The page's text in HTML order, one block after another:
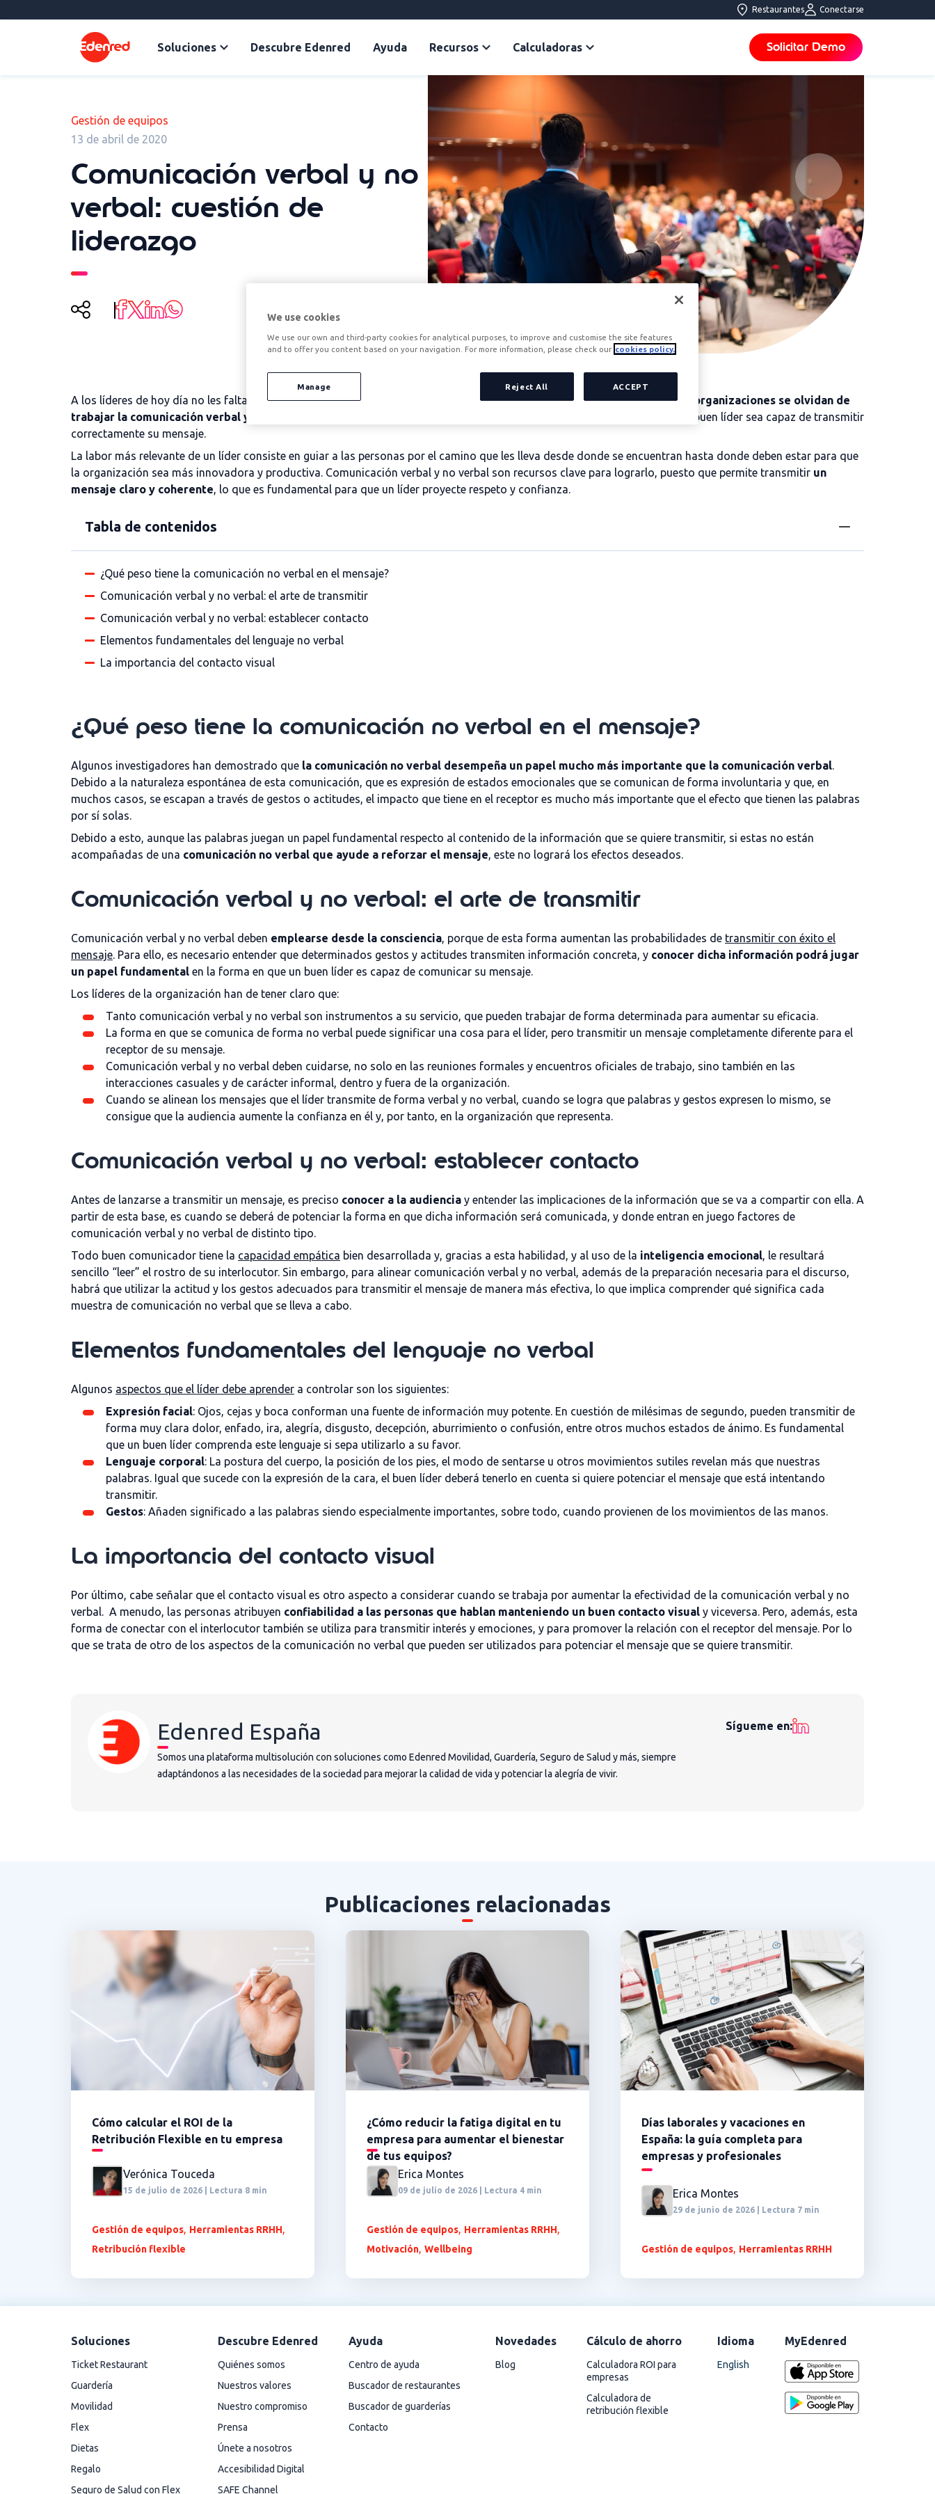
Restaurantes Conectarse
Soluciones Descubre Edenred Ayuda Recursos Calculadoras Solicitar Demo
Gestión de equipos
13 de abril de 2020
Comunicación verbal y no
verbal: cuestión de
liderazgo
A los líderes de hoy día no les faltan oportunidades de desarrollo personal y profesional y, sin embargo, muchas veces,las organizaciones se olvidan de
trabajar la comunicación verbal y no verbal
, dos caras de un mismo elemento que, además, es fundamental para que un buen líder sea capaz de transmitir
correctamente su mensaje.
La labor más relevante de un líder consiste en guiar a las personas por el camino que les lleva desde donde se encuentran hasta donde deben estar para que
la organización sea más innovadora y productiva. Comunicación verbal y no verbal son recursos clave para lograrlo, puesto que permite transmitir un
mensaje claro y coherente, lo que es fundamental para que un líder proyecte respeto y confianza.
Tabla de contenidos
¿Qué peso tiene la comunicación no verbal en el mensaje?
Comunicación verbal y no verbal: el arte de transmitir
Comunicación verbal y no verbal: establecer contacto
Elementos fundamentales del lenguaje no verbal
La importancia del contacto visual
¿Qué peso tiene la comunicación no verbal en el mensaje?
Algunos investigadores han demostrado que la comunicación no verbal desempeña un papel mucho más importante que la comunicación verbal.
Debido a la naturaleza espontánea de esta comunicación, que es expresión de estados emocionales que se comunican de forma involuntaria y que, en
muchos casos, se escapan a través de gestos o actitudes, el impacto que tiene en el receptor es mucho más importante que el efecto que tienen las palabras
por sí solas.
Debido a esto, aunque las palabras juegan un papel fundamental respecto al contenido de la información que se quiere transmitir, si estas no están
acompañadas de una comunicación no verbal que ayude a reforzar el mensaje, este no logrará los efectos deseados.
Comunicación verbal y no verbal: el arte de transmitir
Comunicación verbal y no verbal deben emplearse desde la consciencia, porque de esta forma aumentan las probabilidades de transmitir con éxito el
mensaje. Para ello, es necesario entender que determinados gestos y actitudes transmiten información concreta, y conocer dicha información podrá jugar
un papel fundamental en la forma en que un buen líder es capaz de comunicar su mensaje.
Los líderes de la organización han de tener claro que:
Tanto comunicación verbal y no verbal son instrumentos a su servicio, que pueden trabajar de forma determinada para aumentar su eficacia.
La forma en que se comunica de forma no verbal puede significar una cosa para el líder, pero transmitir un mensaje completamente diferente para el
receptor de su mensaje.
Comunicación verbal y no verbal deben cuidarse, no solo en las reuniones formales y encuentros oficiales de trabajo, sino también en las
interacciones casuales y de carácter informal, dentro y fuera de la organización.
Cuando se alinean los mensajes que el líder transmite de forma verbal y no verbal, cuando se logra que palabras y gestos expresen lo mismo, se
consigue que la audiencia aumente la confianza en él y, por tanto, en la organización que representa.
Comunicación verbal y no verbal: establecer contacto
Antes de lanzarse a transmitir un mensaje, es preciso conocer a la audiencia y entender las implicaciones de la información que se va a compartir con ella. A
partir de esta base, es cuando se deberá de potenciar la forma en que dicha información será comunicada, y donde entran en juego factores de
comunicación verbal y no verbal de distinto tipo.
Todo buen comunicador tiene la capacidad empática bien desarrollada y, gracias a esta habilidad, y al uso de la inteligencia emocional, le resultará
sencillo “leer” el rostro de su interlocutor. Sin embargo, para alinear comunicación verbal y no verbal, además de la preparación necesaria para el discurso,
habrá que utilizar la actitud y los gestos adecuados para transmitir el mensaje de manera más efectiva, lo que implica comprender qué significa cada
muestra de comunicación no verbal que se lleva a cabo.
Elementos fundamentales del lenguaje no verbal
Algunos aspectos que el líder debe aprender a controlar son los siguientes:
Expresión facial: Ojos, cejas y boca conforman una fuente de información muy potente. En cuestión de milésimas de segundo, pueden transmitir de
forma muy clara dolor, enfado, ira, alegría, disgusto, decepción, aburrimiento o confusión, entre otros muchos estados de ánimo. Es fundamental
que un buen líder comprenda este lenguaje si sepa utilizarlo a su favor.
Lenguaje corporal: La postura del cuerpo, la posición de los pies, el modo de sentarse u otros movimientos sutiles revelan más que nuestras
palabras. Igual que sucede con la expresión de la cara, el buen líder deberá tenerlo en cuenta si quiere potenciar el mensaje que está intentando
transmitir.
Gestos: Añaden significado a las palabras siendo especialmente importantes, sobre todo, cuando provienen de los movimientos de las manos.
La importancia del contacto visual
Por último, cabe señalar que el contacto visual es otro aspecto a considerar cuando se trabaja por aumentar la efectividad de la comunicación verbal y no
verbal. A menudo, las personas atribuyen confiabilidad a las personas que hablan manteniendo un buen contacto visual y viceversa. Pero, además, esta
forma de conectar con el interlocutor también se utiliza para transmitir interés y emociones, y para promover la relación con el receptor del mensaje. Por lo
que se trata de otro de los aspectos de la comunicación no verbal que pueden ser utilizados para potenciar el mensaje que se quiere transmitir.
Edenred España
Somos una plataforma multisolución con soluciones como Edenred Movilidad, Guardería, Seguro de Salud y más, siempre
adaptándonos a las necesidades de la sociedad para mejorar la calidad de vida y potenciar la alegría de vivir.
Sígueme en:
Publicaciones relacionadas
Cómo calcular el ROI de la
Retribución Flexible en tu empresa
Verónica Touceda
15 de julio de 2026 | Lectura 8 min
Gestión de equipos, Herramientas RRHH,
Retribución flexible
¿Cómo reducir la fatiga digital en tu
empresa para aumentar el bienestar
de tus equipos?
Erica Montes
09 de julio de 2026 | Lectura 4 min
Gestión de equipos, Herramientas RRHH,
Motivación, Wellbeing
Días laborales y vacaciones en
España: la guía completa para
empresas y profesionales
Erica Montes
29 de junio de 2026 | Lectura 7 min
Gestión de equipos, Herramientas RRHH
Soluciones
Ticket Restaurant
Guardería
Movilidad
Flex
Dietas
Regalo
Seguro de Salud con Flex
Descubre Edenred
Quiénes somos
Nuestros valores
Nuestro compromiso
Prensa
Únete a nosotros
Accesibilidad Digital
SAFE Channel
Ayuda
Centro de ayuda
Buscador de restaurantes
Buscador de guarderías
Contacto
Novedades
Blog
Cálculo de ahorro
Calculadora ROI para
empresas
Calculadora de
retribución flexible
Idioma
English
MyEdenred
We use cookies
We use our own and third-party cookies for analytical purposes, to improve and customise the site features
and to offer you content based on your navigation. For more information, please check our cookies policy.
Manage Reject All ACCEPT